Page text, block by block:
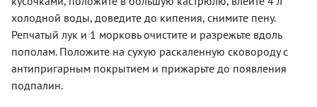
холодной воды, доведите до кипения, снимите пену.
Репчатый лук и 1 морковь очистите и разрежьте вдоль
пополам. Положите на сухую раскаленную сковороду с
антипригарным покрытием и прижарьте до появления
подпалин.